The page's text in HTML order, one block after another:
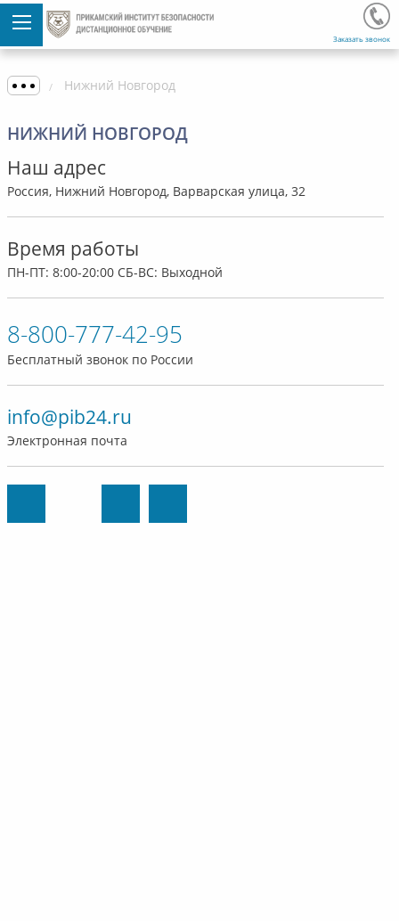
Заказать звонок
Нижний Новгород
НИЖНИЙ НОВГОРОД
Наш адрес
Россия, Нижний Новгород, Варварская улица, 32
Время работы
ПН-ПТ: 8:00-20:00 СБ-ВС: Выходной
8-800-777-42-95
Бесплатный звонок по России
info@pib24.ru
Электронная почта